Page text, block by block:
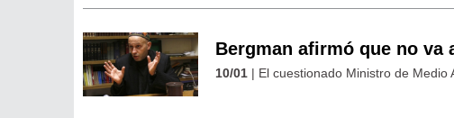
Bergman afirmó que no va
10/01 | El cuestionado Ministro de Medio